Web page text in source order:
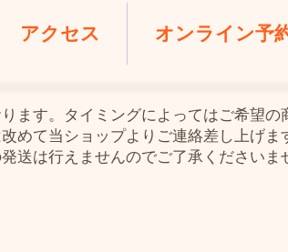
アクセス オンライン予
ます。タイミングによってはご希望の
めて当ショップよりご連絡差し上げま
送は行えませんのでご了承くださいま